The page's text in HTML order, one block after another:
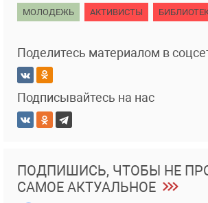
МОЛОДЕЖЬ АКТИВИСТЫ
Поделитесь материалом в
Подписывайтесь на нас
ПОДПИШИСЬ, ЧТОБЫ НЕ
САМОЕ АКТУАЛЬНОЕ